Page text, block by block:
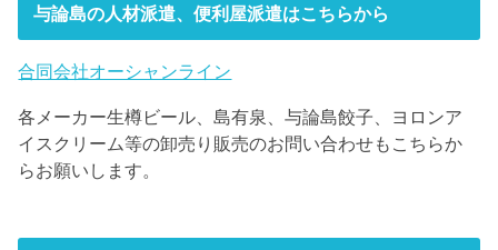
与論島の人材派遣、便利屋派遣はこちらから
合同会社オーシャンライン
各メーカー生樽ビール、島有泉、与論島餃子、ヨロンア
イスクリーム等の卸売り販売のお問い合わせもこちらか
らお願いします。